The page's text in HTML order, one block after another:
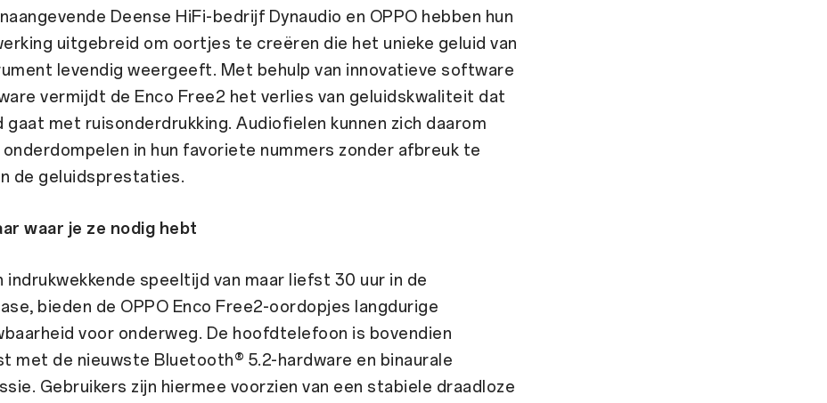
Deense HiFi-bedrijf Dynaudio en OPPO hebben hun
uitgebreid om oortjes te creëren die het unieke geluid van
levendig weergeeft. Met behulp van innovatieve software
vermijdt de Enco Free2 het verlies van geluidskwaliteit dat
gaat met ruisonderdrukking. Audiofielen kunnen zich daarom
in hun favoriete nummers zonder afbreuk te
de geluidsprestaties.
waar je ze nodig hebt
indrukwekkende speeltijd van maar liefst 30 uur in de
bieden de OPPO Enco Free2-oordopjes langdurige
voor onderweg. De hoofdtelefoon is bovendien
met de nieuwste Bluetooth® 5.2-hardware en binaurale
Gebruikers zijn hiermee voorzien van een stabiele draadloze